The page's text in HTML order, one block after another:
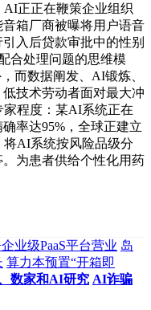
正正在鞭策企业组织
箱厂商被曝将用户语音
入后贷款审批中的性别
合处理问题的思维模
而数据阐发、AI锻炼、
技术劳动者面对最大冲
程度：某AI系统正在
率达95%，全球正建立
AI系统按风险品级分
为患者供给个性化用药
业级PaaS平台营业 岛
算力本预置“开箱即
数家和AI研究 AI诈骗